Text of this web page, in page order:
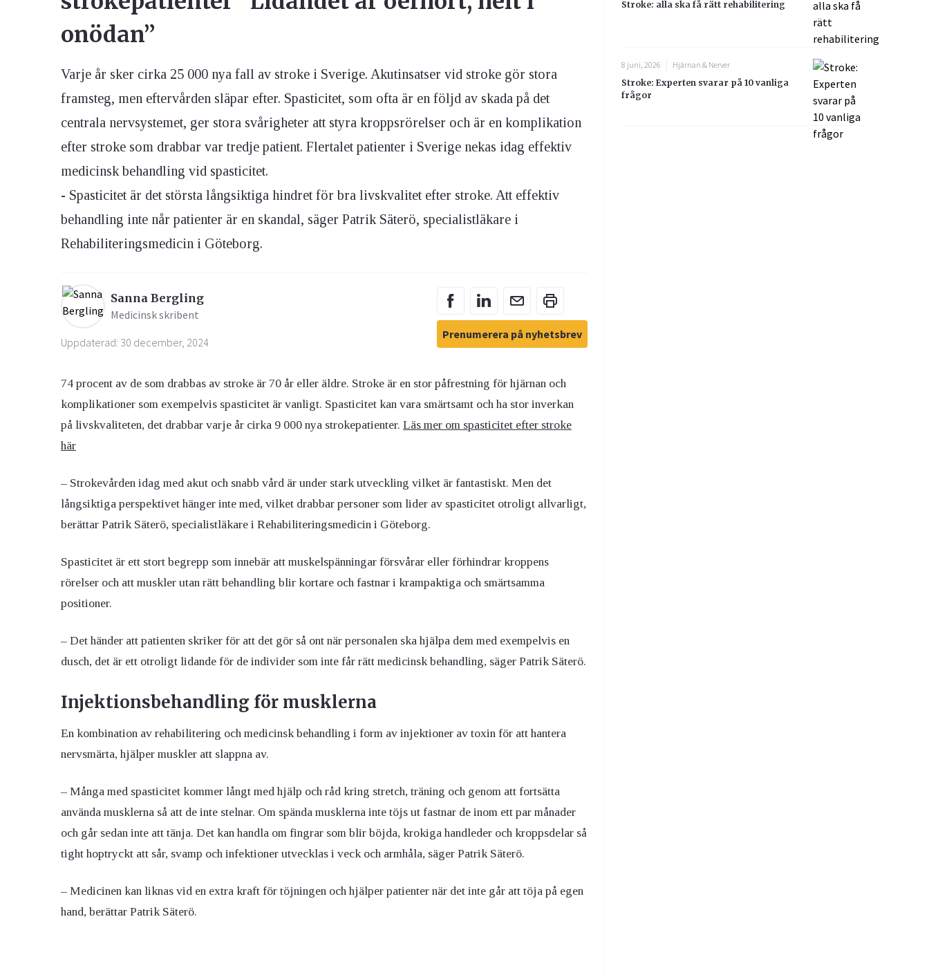
Ögon & Öron
onödan”
Varje år sker cirka 25 000 nya fall av stroke i Sverige. Akutinsatser vid stroke gör stora
framsteg, men eftervården släpar efter. Spasticitet, som ofta är en följd av skada på det
centrala nervsystemet, ger stora svårigheter att styra kroppsrörelser och är en komplikation
efter stroke som drabbar var tredje patient. Flertalet patienter i Sverige nekas idag effektiv
medicinsk behandling vid spasticitet.
- Spasticitet är det största långsiktiga hindret för bra livskvalitet efter stroke. Att effektiv
behandling inte når patienter är en skandal, säger Patrik Säterö, specialistläkare i
Rehabiliteringsmedicin i Göteborg.
Sanna Bergling
Medicinsk skribent
Uppdaterad: 30 december, 2024
Prenumerera på nyhetsbrev
74 procent av de som drabbas av stroke är 70 år eller äldre. Stroke är en stor påfrestning för hjärnan och
komplikationer som exempelvis spasticitet är vanligt. Spasticitet kan vara smärtsamt och ha stor inverkan
på livskvaliteten, det drabbar varje år cirka 9 000 nya strokepatienter. Läs mer om spasticitet efter stroke
här
– Strokevården idag med akut och snabb vård är under stark utveckling vilket är fantastiskt. Men det
långsiktiga perspektivet hänger inte med, vilket drabbar personer som lider av spasticitet otroligt allvarligt,
berättar Patrik Säterö, specialistläkare i Rehabiliteringsmedicin i Göteborg.
Spasticitet är ett stort begrepp som innebär att muskelspänningar försvårar eller förhindrar kroppens
rörelser och att muskler utan rätt behandling blir kortare och fastnar i krampaktiga och smärtsamma
positioner.
– Det händer att patienten skriker för att det gör så ont när personalen ska hjälpa dem med exempelvis en
dusch, det är ett otroligt lidande för de individer som inte får rätt medicinsk behandling, säger Patrik Säterö.
Injektionsbehandling för musklerna
En kombination av rehabilitering och medicinsk behandling i form av injektioner av toxin för att hantera
nervsmärta, hjälper muskler att slappna av.
– Många med spasticitet kommer långt med hjälp och råd kring stretch, träning och genom att fortsätta
använda musklerna så att de inte stelnar. Om spända musklerna inte töjs ut fastnar de inom ett par månader
och går sedan inte att tänja. Det kan handla om fingrar som blir böjda, krokiga handleder och kroppsdelar så
tight hoptryckt att sår, svamp och infektioner utvecklas i veck och armhåla, säger Patrik Säterö.
– Medicinen kan liknas vid en extra kraft för töjningen och hjälper patienter när det inte går att töja på egen
hand, berättar Patrik Säterö.
Stroke: alla ska få rätt rehabilitering
8 juni, 2026
Hjärnan & Nerver
Stroke: Experten svarar på 10 vanliga
frågor